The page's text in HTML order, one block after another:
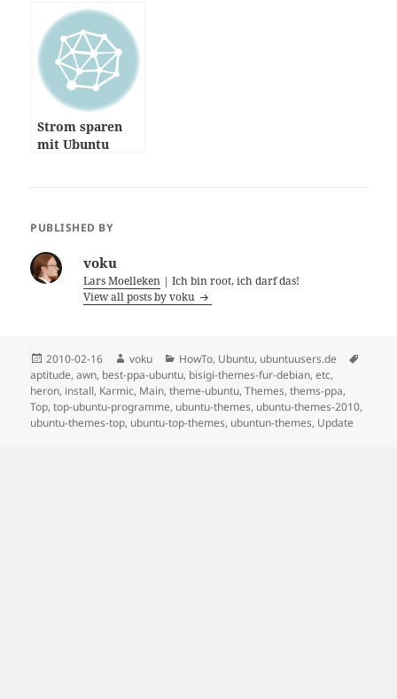
Strom sparen
mit Ubuntu
PUBLISHED BY
voku
Lars Moelleken | Ich bin root, ich darf das!
View all posts by voku
Posted
on
2010-02-16 Author
voku Categories
HowTo, Ubuntu, ubuntuusers.de
aptitude,awn, best-ppa-ubuntu, bisigi-themes-fur-debian,etc,
heron, install, Karmic, Main,theme-ubuntu,Themes,thems-ppa,
Top,top-ubuntu-programme, ubuntu-themes, ubuntu-themes-2010,
ubuntu-themes-top, ubuntu-top-themes, ubuntun-themes, Update